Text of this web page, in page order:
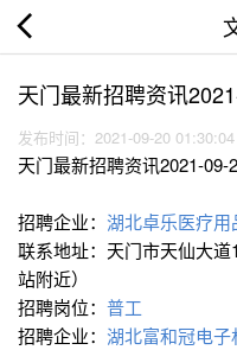
天门最新招聘资讯
发布时间：2021-09-20 01:30:04
天门最新招聘资讯2021-09-
招聘企业： 湖北卓乐医疗用
联系地址：天门市天仙大
站附近）
招聘岗位： 普工
招聘企业： 湖北富和冠电子